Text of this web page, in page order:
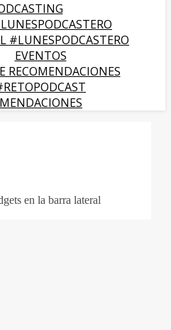
#LUNESPODCASTERO
EVENTOS
RECOMENDACIONES
en la barra lateral